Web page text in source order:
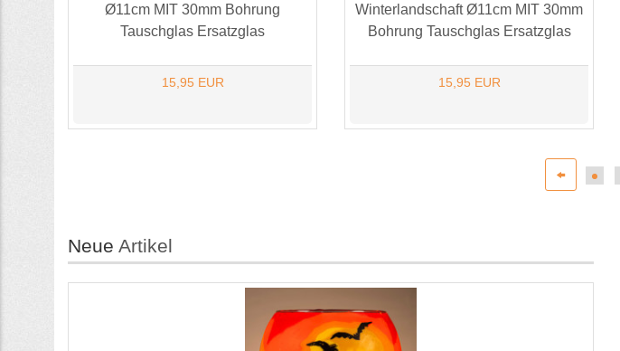
Ø11cm MIT 30mm Bohrung
Tauschglas Ersatzglas
15,95 EUR
Winterlandschaft Ø11cm MIT 30mm
Bohrung Tauschglas Ersatzglas
15,95 EUR
Neue Artikel